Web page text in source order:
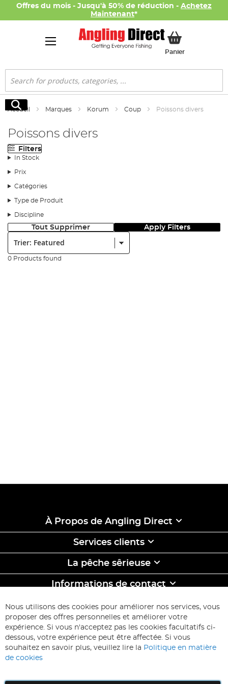
Offres du mois - Jusqu'à 50% de réduction - Achetez
Maintenant*
PanierMon panier
Rechercher
Rechercher
Accueil Marques Korum Coup Poissons divers
Poissons divers
Filters
In Stock
Prix
Catégories
Type de Produit
Discipline
Tout Supprimer Apply Filters
0 Products found
À Propos de Angling Direct
Services clients
La pêche sêrieuse
Informations de contact
ABONNEZ-VOUS & ECONOMISEZ
Inscription
à
d’information
:
Inscription
Nous utilisons des cookies pour améliorer nos services, vous
proposer des offres personnelles et améliorer votre
expérience. Si vous n'acceptez pas les cookies facultatifs ci-
dessous, votre expérience peut être affectée. Si vous
souhaitez en savoir plus, veuillez lire la Politique en matière
de cookies